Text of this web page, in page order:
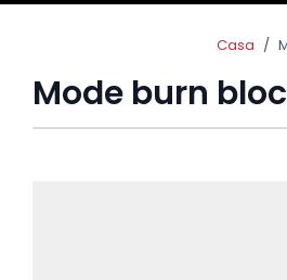
Casa /
Mode burn